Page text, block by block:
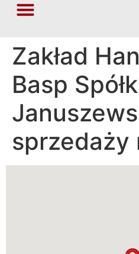
Zakład
Basp
sprzedaży